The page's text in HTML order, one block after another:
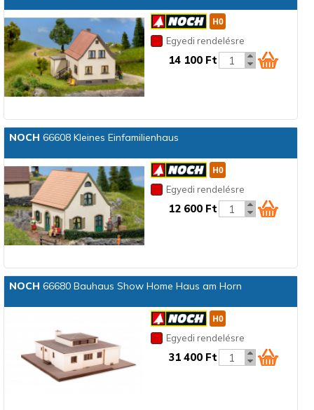
Egyedi rendelésre
14 100 Ft
NOCH 66608 Kleines Einfamilienhaus
Egyedi rendelésre
12 600 Ft
NOCH 66680 Bauhaus Show Home Haus am Horn
Egyedi rendelésre
31 400 Ft